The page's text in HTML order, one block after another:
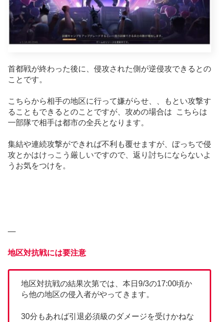
首都戦が終わった後に、侵攻された側が逆侵攻できるとの
ことです。
こちらから相手の地区に行って嫌がらせ、、もとい攻撃す
ることもできるとのことですが、攻めの場合は こちらは
一部隊で相手は都市の全兵となります。
集結や連続攻撃ができれば不利も覆せますが、ぼっちで侵
攻とかはけっこう厳しいですので、返り討ちにならないよ
うお気をつけを。
—
地区対抗戦には要注意
地区対抗戦の結果次第では、本日9/3の17:00頃か
ら他の地区の侵入者がやってきます。
30分もあれば引退必須級のダメージを受けかねな